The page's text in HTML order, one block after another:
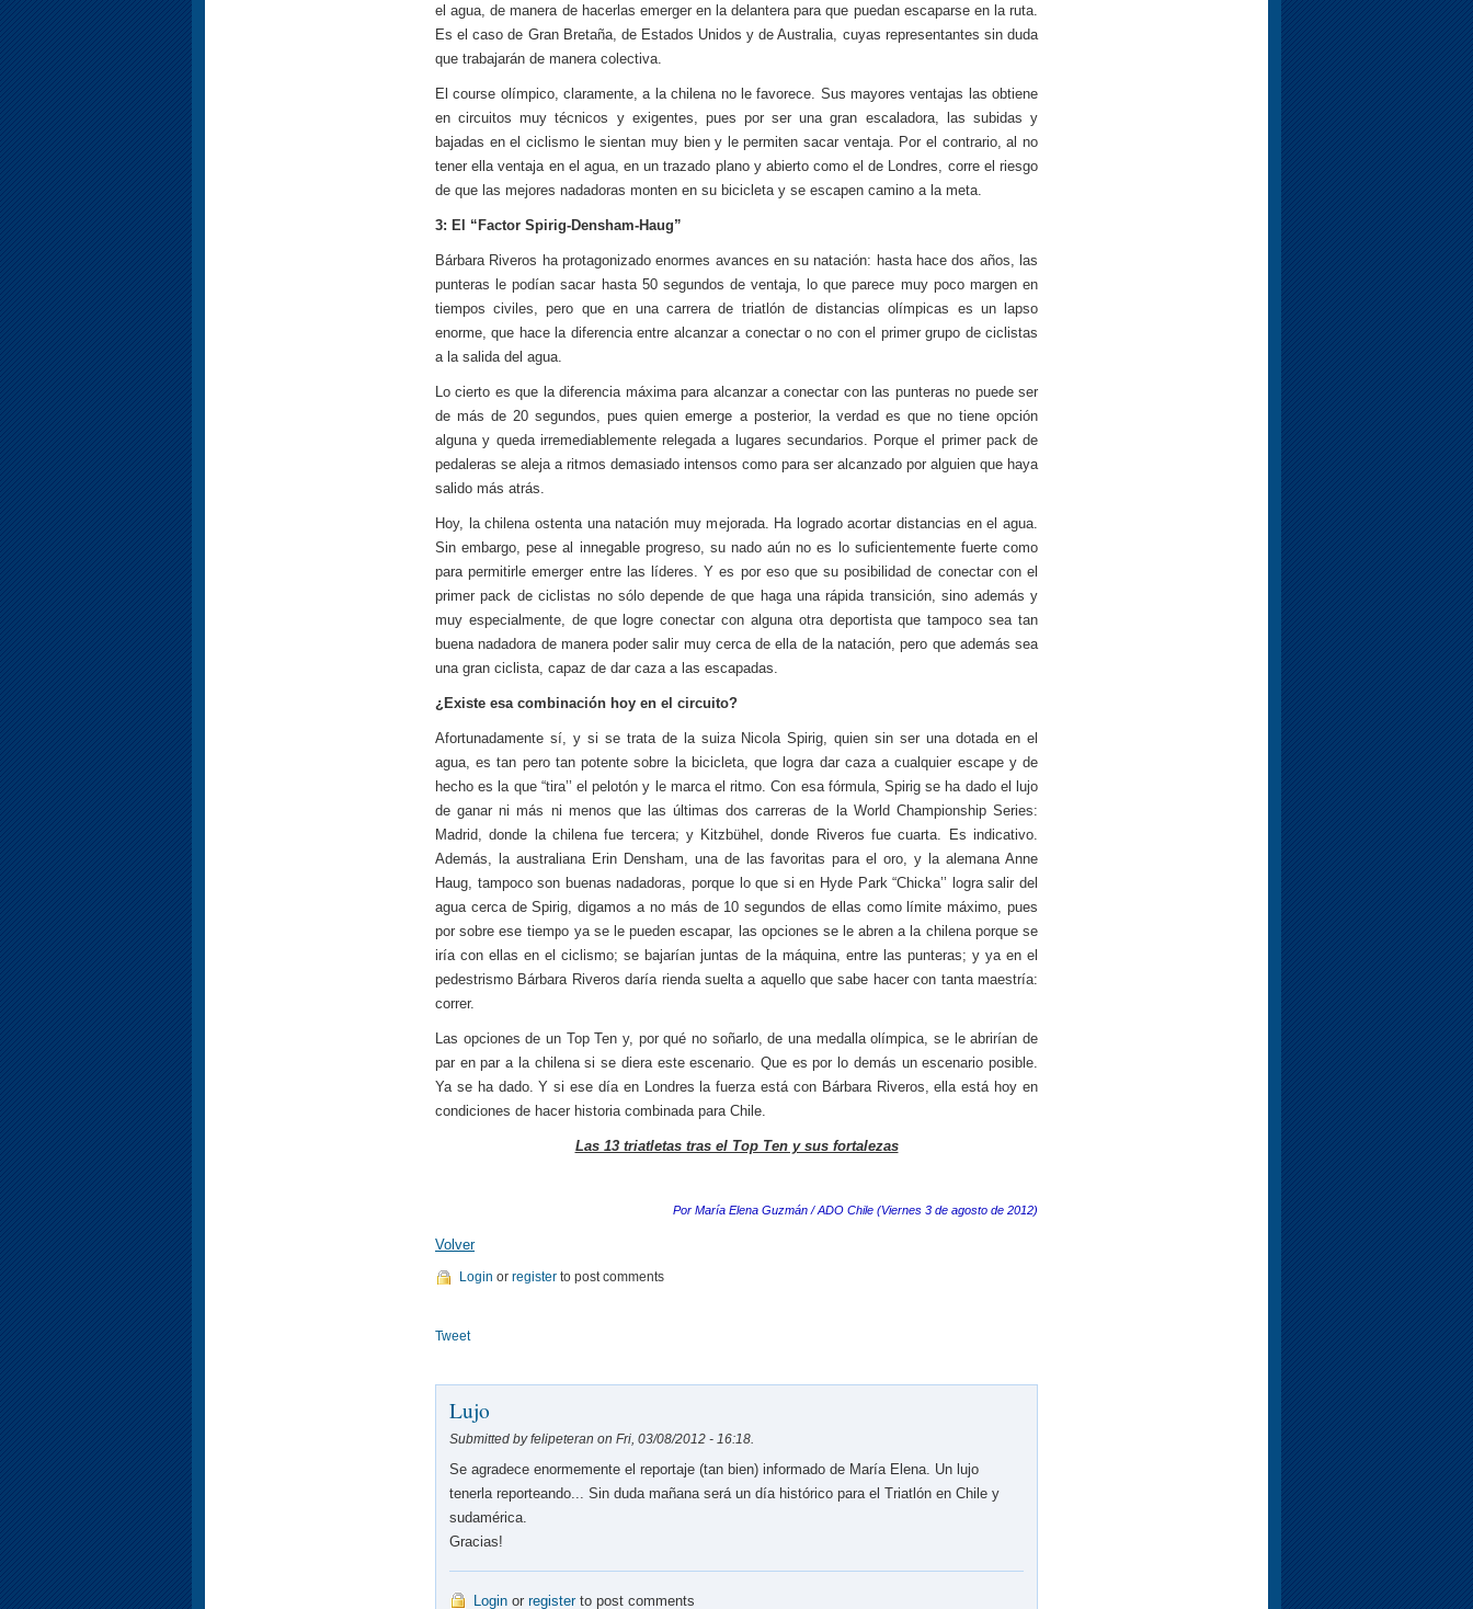
el agua, de manera de hacerlas emerger en la delantera para que puedan escaparse en la ruta.
Es el caso de Gran Bretaña, de Estados Unidos y de Australia, cuyas representantes sin duda
que trabajarán de manera colectiva.
El course olímpico, claramente, a la chilena no le favorece. Sus mayores ventajas las obtiene
en circuitos muy técnicos y exigentes, pues por ser una gran escaladora, las subidas y
bajadas en el ciclismo le sientan muy bien y le permiten sacar ventaja. Por el contrario, al no
tener ella ventaja en el agua, en un trazado plano y abierto como el de Londres, corre el riesgo
de que las mejores nadadoras monten en su bicicleta y se escapen camino a la meta.
3: El “Factor Spirig-Densham-Haug”
Bárbara Riveros ha protagonizado enormes avances en su natación: hasta hace dos años, las
punteras le podían sacar hasta 50 segundos de ventaja, lo que parece muy poco margen en
tiempos civiles, pero que en una carrera de triatlón de distancias olímpicas es un lapso
enorme, que hace la diferencia entre alcanzar a conectar o no con el primer grupo de ciclistas
a la salida del agua.
Lo cierto es que la diferencia máxima para alcanzar a conectar con las punteras no puede ser
de más de 20 segundos, pues quien emerge a posterior, la verdad es que no tiene opción
alguna y queda irremediablemente relegada a lugares secundarios. Porque el primer pack de
pedaleras se aleja a ritmos demasiado intensos como para ser alcanzado por alguien que haya
salido más atrás.
Hoy, la chilena ostenta una natación muy mejorada. Ha logrado acortar distancias en el agua.
Sin embargo, pese al innegable progreso, su nado aún no es lo suficientemente fuerte como
para permitirle emerger entre las líderes. Y es por eso que su posibilidad de conectar con el
primer pack de ciclistas no sólo depende de que haga una rápida transición, sino además y
muy especialmente, de que logre conectar con alguna otra deportista que tampoco sea tan
buena nadadora de manera poder salir muy cerca de ella de la natación, pero que además sea
una gran ciclista, capaz de dar caza a las escapadas.
¿Existe esa combinación hoy en el circuito?
Afortunadamente sí, y si se trata de la suiza Nicola Spirig, quien sin ser una dotada en el
agua, es tan pero tan potente sobre la bicicleta, que logra dar caza a cualquier escape y de
hecho es la que “tira’’ el pelotón y le marca el ritmo. Con esa fórmula, Spirig se ha dado el lujo
de ganar ni más ni menos que las últimas dos carreras de la World Championship Series:
Madrid, donde la chilena fue tercera; y Kitzbühel, donde Riveros fue cuarta. Es indicativo.
Además, la australiana Erin Densham, una de las favoritas para el oro, y la alemana Anne
Haug, tampoco son buenas nadadoras, porque lo que si en Hyde Park “Chicka’’ logra salir del
agua cerca de Spirig, digamos a no más de 10 segundos de ellas como límite máximo, pues
por sobre ese tiempo ya se le pueden escapar, las opciones se le abren a la chilena porque se
iría con ellas en el ciclismo; se bajarían juntas de la máquina, entre las punteras; y ya en el
pedestrismo Bárbara Riveros daría rienda suelta a aquello que sabe hacer con tanta maestría:
correr.
Las opciones de un Top Ten y, por qué no soñarlo, de una medalla olímpica, se le abrirían de
par en par a la chilena si se diera este escenario. Que es por lo demás un escenario posible.
Ya se ha dado. Y si ese día en Londres la fuerza está con Bárbara Riveros, ella está hoy en
condiciones de hacer historia combinada para Chile.
Las 13 triatletas tras el Top Ten y sus fortalezas
Por María Elena Guzmán / ADO Chile (Viernes 3 de agosto de 2012)
Volver
Login or register to post comments
Tweet
Lujo
Submitted by felipeteran on Fri, 03/08/2012 - 16:18.
Se agradece enormemente el reportaje (tan bien) informado de María Elena. Un lujo
tenerla reporteando... Sin duda mañana será un día histórico para el Triatlón en Chile y
sudamérica.
Gracias!
Login orregisterto post comments